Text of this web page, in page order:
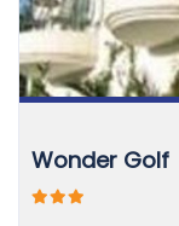
Wonder Golf